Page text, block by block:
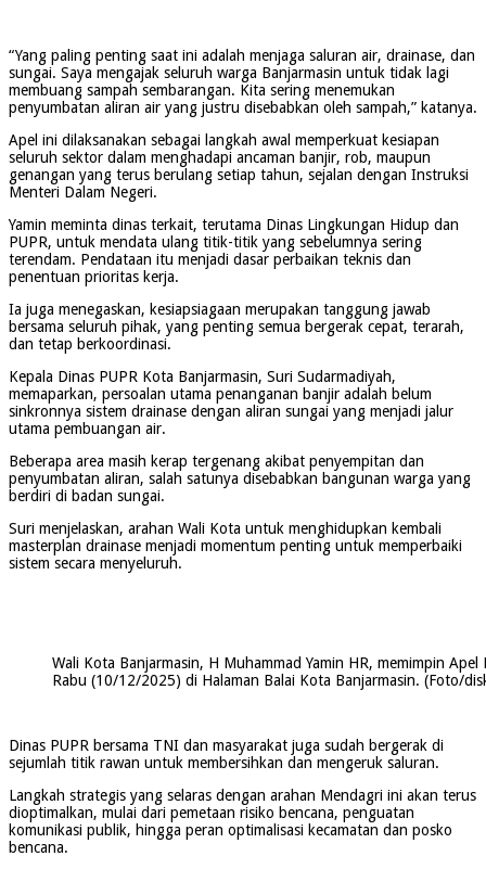
“Yang paling penting saat ini adalah menjaga saluran air, drainase, dan
sungai. Saya mengajak seluruh warga Banjarmasin untuk tidak lagi
membuang sampah sembarangan. Kita sering menemukan
penyumbatan aliran air yang justru disebabkan oleh sampah,” katanya.
Apel ini dilaksanakan sebagai langkah awal memperkuat kesiapan
seluruh sektor dalam menghadapi ancaman banjir, rob, maupun
genangan yang terus berulang setiap tahun, sejalan dengan Instruksi
Menteri Dalam Negeri.
Yamin meminta dinas terkait, terutama Dinas Lingkungan Hidup dan
PUPR, untuk mendata ulang titik-titik yang sebelumnya sering
terendam. Pendataan itu menjadi dasar perbaikan teknis dan
penentuan prioritas kerja.
Ia juga menegaskan, kesiapsiagaan merupakan tanggung jawab
bersama seluruh pihak, yang penting semua bergerak cepat, terarah,
dan tetap berkoordinasi.
Kepala Dinas PUPR Kota Banjarmasin, Suri Sudarmadiyah,
memaparkan, persoalan utama penanganan banjir adalah belum
sinkronnya sistem drainase dengan aliran sungai yang menjadi jalur
utama pembuangan air.
Beberapa area masih kerap tergenang akibat penyempitan dan
penyumbatan aliran, salah satunya disebabkan bangunan warga yang
berdiri di badan sungai.
Suri menjelaskan, arahan Wali Kota untuk menghidupkan kembali
masterplan drainase menjadi momentum penting untuk memperbaiki
sistem secara menyeluruh.
Wali Kota Banjarmasin, H Muhammad Yamin HR, memimpin
Rabu (10/12/2025) di Halaman Balai Kota Banjarmasin. (Foto/
Dinas PUPR bersama TNI dan masyarakat juga sudah bergerak di
sejumlah titik rawan untuk membersihkan dan mengeruk saluran.
Langkah strategis yang selaras dengan arahan Mendagri ini akan terus
dioptimalkan, mulai dari pemetaan risiko bencana, penguatan
komunikasi publik, hingga peran optimalisasi kecamatan dan posko
bencana.